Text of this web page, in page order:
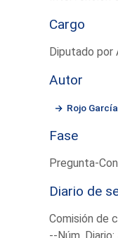
Cargo
Diputado por
Autor
Rojo
Fase
Pregunta-
Diario de
Comisión de
--Núm. Diario: